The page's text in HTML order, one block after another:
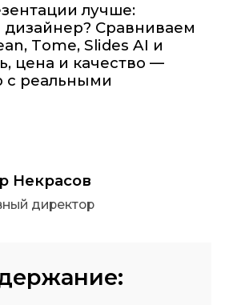
лучше:
дизайнер? Сравниваем
Tome, Slides AI и
цена и качество —
с реальными
Некрасов
директор